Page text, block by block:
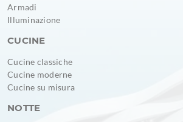
Armadi
Illuminazione
CUCINE
Cucine classiche
Cucine moderne
Cucine su misura
NOTTE